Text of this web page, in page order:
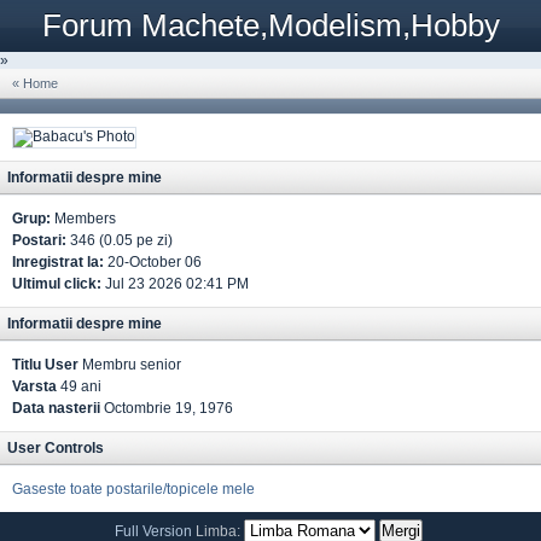
Forum Machete,Modelism,Hobby
»
« Home
Informatii despre mine
Grup: Members
Postari: 346 (0.05 pe zi)
Inregistrat la: 20-October 06
Ultimul click: Jul 23 2026 02:41 PM
Informatii despre mine
Titlu User Membru senior
Varsta 49 ani
Data nasterii Octombrie 19, 1976
User Controls
Gaseste toate postarile/topicele mele
Full Version Limba: